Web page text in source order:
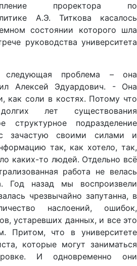
проректора по
А.Э. Титкова касалось
состоянии которого шла
руководства университета
проблема – она
Алексей Эдуардович. - Она
как соли в костях. Потому что
лет существования
структурное подразделение
зачастую своими силами и
так, как хотело, так,
каких-то людей. Отдельно всё
работа не велась
Год назад мы воспроизвели
чрезвычайно запутанна, в
наслоений, ошибок,
устаревших данных, и все это
Притом, что в университете
которые могут заниматься
И одновременно они